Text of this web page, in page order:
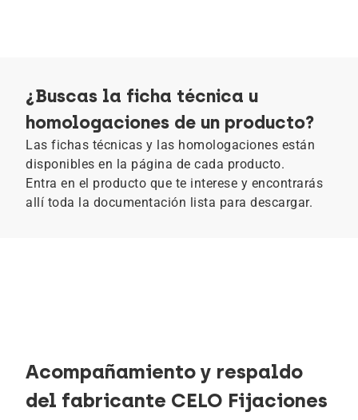
¿Buscas la ficha técnica u
homologaciones de un producto?
Las fichas técnicas y las homologaciones están
disponibles en la página de cada producto.
Entra en el producto que te interese y encontrarás
allí toda la documentación lista para descargar.
Acompañamiento y respaldo
del fabricante CELO Fijaciones​